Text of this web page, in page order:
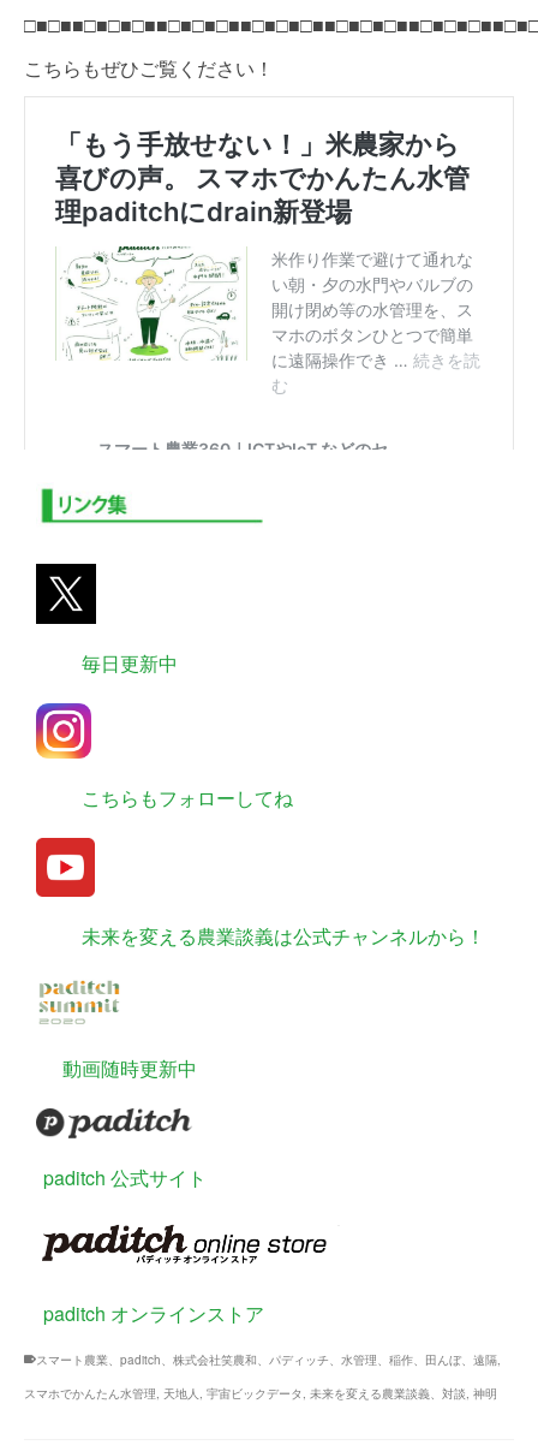
こちらもぜひご覧ください！
毎日更新中
こちらもフォローしてね
未来を変える農業談義は公式チャンネルから！
動画随時更新中
paditch 公式サイト
paditch オンラインストア
スマート農業、paditch、株式会社笑農和、パディッチ、水管理、稲作、田んぼ、遠隔
スマホでかんたん水管理 天地人 宇宙ビックデータ 未来を変える農業談義、対談 神明